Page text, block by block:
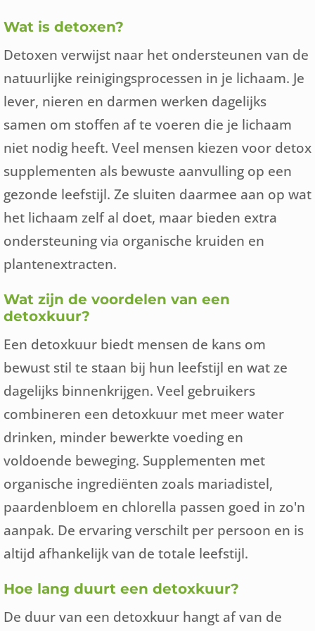
Wat is detoxen?
Detoxen verwijst naar het ondersteunen van de
natuurlijke reinigingsprocessen in je lichaam. Je
lever, nieren en darmen werken dagelijks
samen om stoffen af te voeren die je lichaam
niet nodig heeft. Veel mensen kiezen voor detox
supplementen als bewuste aanvulling op een
gezonde leefstijl. Ze sluiten daarmee aan op wat
het lichaam zelf al doet, maar bieden extra
ondersteuning via organische kruiden en
plantenextracten.
Wat zijn de voordelen van een
detoxkuur?
Een detoxkuur biedt mensen de kans om
bewust stil te staan bij hun leefstijl en wat ze
dagelijks binnenkrijgen. Veel gebruikers
combineren een detoxkuur met meer water
drinken, minder bewerkte voeding en
voldoende beweging. Supplementen met
organische ingrediënten zoals mariadistel,
paardenbloem en chlorella passen goed in zo'n
aanpak. De ervaring verschilt per persoon en is
altijd afhankelijk van de totale leefstijl.
Hoe lang duurt een detoxkuur?
De duur van een detoxkuur hangt af van de